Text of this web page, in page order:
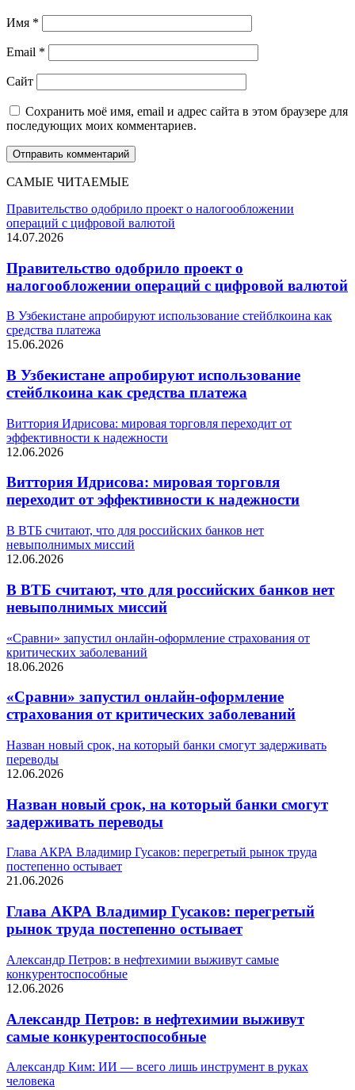
Имя *
Email *
Сайт
Сохранить моё имя, email и адрес сайта в этом браузере для
последующих моих комментариев.
САМЫЕ ЧИТАЕМЫЕ
Правительство одобрило проект о налогообложении
операций с цифровой валютой
14.07.2026
Правительство одобрило проект о
налогообложении операций с цифровой валютой
В Узбекистане апробируют использование стейблкоина как
средства платежа
15.06.2026
В Узбекистане апробируют использование
стейблкоина как средства платежа
Виттория Идрисова: мировая торговля переходит от
эффективности к надежности
12.06.2026
Виттория Идрисова: мировая торговля
переходит от эффективности к надежности
В ВТБ считают, что для российских банков нет
невыполнимых миссий
12.06.2026
В ВТБ считают, что для российских банков нет
невыполнимых миссий
«Сравни» запустил онлайн-оформление страхования от
критических заболеваний
18.06.2026
«Сравни» запустил онлайн-оформление
страхования от критических заболеваний
Назван новый срок, на который банки смогут задерживать
переводы
12.06.2026
Назван новый срок, на который банки смогут
задерживать переводы
Глава АКРА Владимир Гусаков: перегретый рынок труда
постепенно остывает
21.06.2026
Глава АКРА Владимир Гусаков: перегретый
рынок труда постепенно остывает
Александр Петров: в нефтехимии выживут самые
конкурентоспособные
12.06.2026
Александр Петров: в нефтехимии выживут
самые конкурентоспособные
Александр Ким: ИИ — всего лишь инструмент в руках
человека